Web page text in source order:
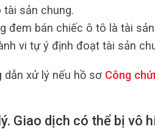
tài sản chung.
đem bán chiếc ô tô là tài
vi tự ý định đoạt tài sản
dẫn xử lý nếu hồ sơ Công
Giao dịch có thể bị vô